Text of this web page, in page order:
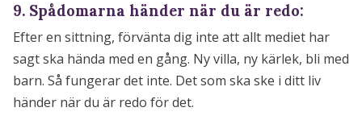
9. Spådomarna händer när du är redo:
Efter en sittning, förvänta dig inte att allt mediet har
sagt ska hända med en gång. Ny villa, ny kärlek, bli med
barn. Så fungerar det inte. Det som ska ske i ditt liv
händer när du är redo för det.